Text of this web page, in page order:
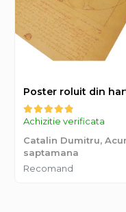
Achizitie verificata
Catalin Dumitru,
saptamana
Recomand